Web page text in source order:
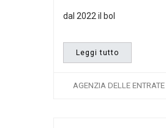
dal 2022 il bol
Leggi tutto
AGENZIA DELLE ENTRATE